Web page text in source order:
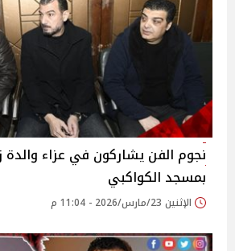
نجوم الفن يشاركون في عزاء
بمسجد الكواكبي
الإثنين 23/مارس/2026 - 11:04 م